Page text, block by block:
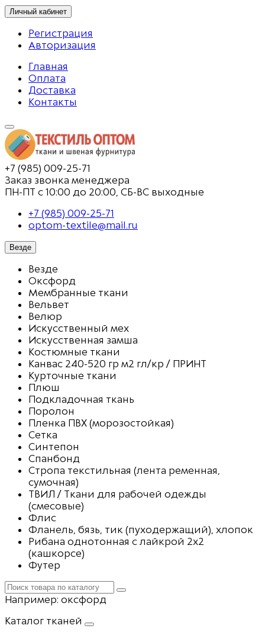
Личный кабинет
Регистрация
Авторизация
Главная
Оплата
Доставка
Контакты
+7 (985) 009-25-71
Заказ звонка менеджера
ПН-ПТ с 10:00 до 20:00, СБ-ВС выходные
+7 (985) 009-25-71
optom-textile@mail.ru
Везде
Везде
Оксфорд
Мембранные ткани
Вельвет
Велюр
Искусственный мех
Искусственная замша
Костюмные ткани
Канвас 240-520 гр м2 гл/кр / ПРИНТ
Курточные ткани
Плюш
Подкладочная ткань
Поролон
Пленка ПВХ (морозостойкая)
Сетка
Синтепон
Спанбонд
Стропа текстильная (лента ременная,
сумочная)
ТВИЛ / Ткани для рабочей одежды
(смесовые)
Флис
Фланель, бязь, тик (пуходержащий), хлопок
Рибана однотонная с лайкрой 2х2
(кашкорсе)
Футер
Например: оксфорд
Каталог тканей